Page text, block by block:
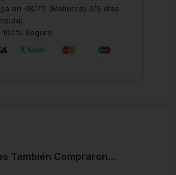
en 48/72 (Mallorca) 3/5 días
100% Seguro
También Compraron…